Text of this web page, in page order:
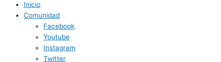
Inicio
Comunidad
Facebook
Youtube
Instagram
Twitter